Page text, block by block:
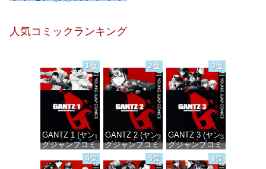
人気コミックランキング
1位
GANTZ 1 (ヤン
グジャンプコミ
ックスDIGITAL)
2位
GANTZ 2 (ヤン
グジャンプコミ
ックスDIGITAL)
3位
GANTZ 3 (ヤン
グジャンプコミ
ックスDIGITAL)
4位 5位 6位